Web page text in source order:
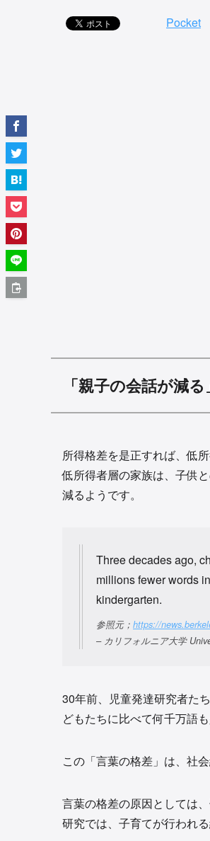
Pocket
「親子の会話が減
所得格差を是正すれば、低
低所得者層の家族は、子供
減るようです。
Three decades ago,
millions fewer words
kindergarten.
参照元； https://
– カリフォルニア大学
30年前、児童発達研究者た
どもたちに比べて何千万語
この「言葉の格差」は、社
言葉の格差の原因としては
研究では、子育てが行われ